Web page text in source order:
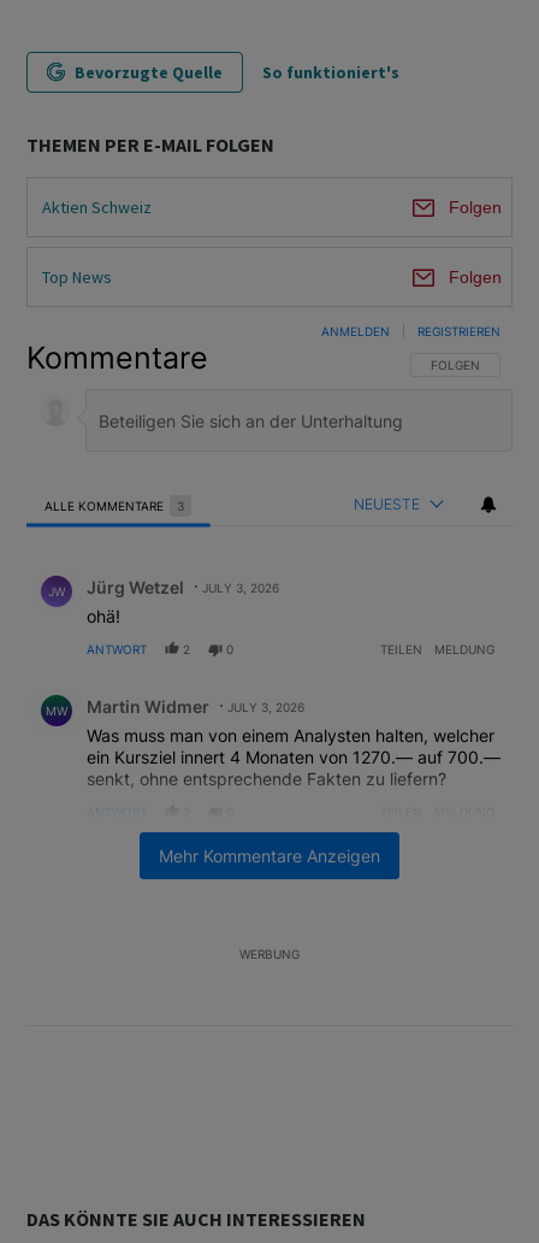
Bevorzugte Quelle So funktioniert's
THEMEN PER E-MAIL FOLGEN
Aktien Schweiz Folgen
Top News Folgen
Mehr Kommentare Anzeigen
Kommentare FOLGE DIESER
FOLGEN
ANMELDEN REGISTRIEREN
ALLE KOMMENTARE 3 NEUESTE
JW Jürg Wetzel JULY 3, 2026
ohä!
ANTWORT 2 0 TEILEN MELDUNG
MW Martin Widmer JULY 3, 2026
Was muss man von einem Analysten halten, welcher
ein Kursziel innert 4 Monaten von 1270.— auf 700.—
senkt, ohne entsprechende Fakten zu liefern?
ANTWORT
Kommentar von Marcel Weber.
bisschen aufgerappelt und stabilisiert hat) kommt
WERBUNG
DAS KÖNNTE SIE AUCH INTERESSIEREN